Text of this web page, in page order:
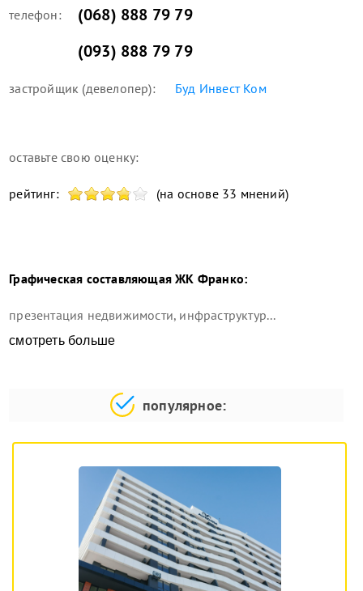
телефон:
(068) 888 79 79
(093) 888 79 79
застройщик (девелопер): Буд Инвест Ком
оставьте свою оценку:
рейтинг: (на основе 33 мнений)
Графическая составляющая ЖК Франко:
презентация недвижимости, инфраструктур...
смотреть больше
популярное: